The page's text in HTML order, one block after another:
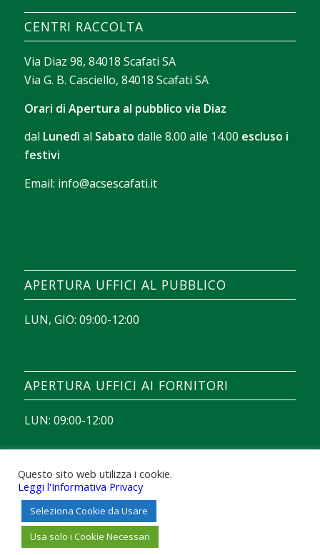
construire un texte court sur les filtres de
recherche, le tri des jeux et les outils qui facilitent
l’exploration sans perdre de temps.
CENTRI RACCOLTA
Via Diaz 98, 84018 Scafati SA
Via G. B. Casciello, 84018 Scafati SA
Orari di Apertura al pubblico via Diaz
dal Lunedì al Sabato dalle 8.00 alle 14.00 escluso i
festivi
Email: info@acsescafati.it
comment se déroule chaque manche avant
d’envisager une session avec de vraies mises.
APERTURA UFFICI AL PUBBLICO
LUN, GIO: 09:00-12:00
APERTURA UFFICI AI FORNITORI
LUN: 09:00-12:00
© Copyright - Acse S.p.A. - Azienda Comunale Servizi Esterni Scafati -
Powered by ITSYSTEM
Questo sito web utilizza i cookie.
Leggi l'Informativa Privacy
Seleziona Cookie da Usare
Usa solo i Cookie Necessari